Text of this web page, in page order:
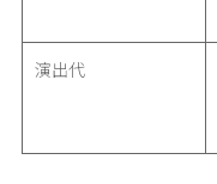
演出代